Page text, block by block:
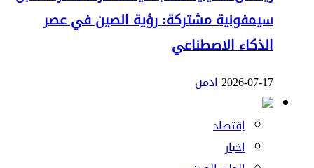
سيمفونية مشتركة: رؤية الصين في عصر
الذكاء الاصطناعي
2026-07-17ادمن
إقتصاد
اخبار